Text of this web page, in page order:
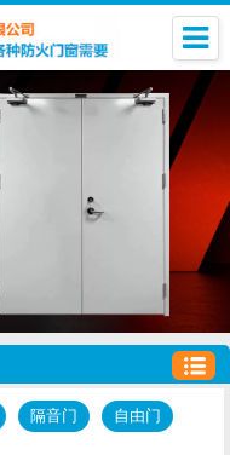
隔音门 自由门